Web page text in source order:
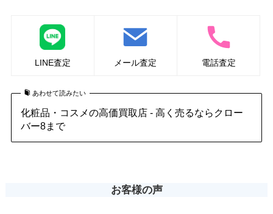
LINE査定 メール査定 電話査定
あわせて読みたい
化粧品・コスメの高価買取店 - 高く売るならクロー
バー8まで
お客様の声